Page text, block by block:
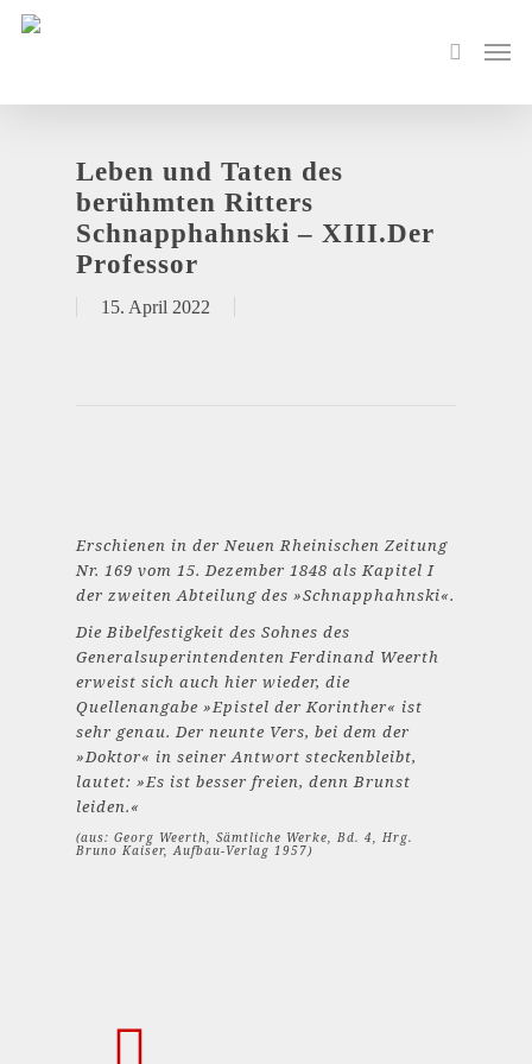
Leben und Taten des
berühmten Ritters
Schnapphahnski – XIII.Der
Professor
15. April 2022
Erschienen in der Neuen Rheinischen Zeitung
Nr. 169 vom 15. Dezember 1848 als Kapitel I
der zweiten Abteilung des »Schnapphahnski«.
Die Bibelfestigkeit des Sohnes des
Generalsuperintendenten Ferdinand Weerth
erweist sich auch hier wieder, die
Quellenangabe »Epistel der Korinther« ist
sehr genau. Der neunte Vers, bei dem der
»Doktor« in seiner Antwort steckenbleibt,
lautet: »Es ist besser freien, denn Brunst
leiden.«
(aus: Georg Weerth, Sämtliche Werke, Bd. 4, Hrg.
Bruno Kaiser, Aufbau-Verlag 1957)